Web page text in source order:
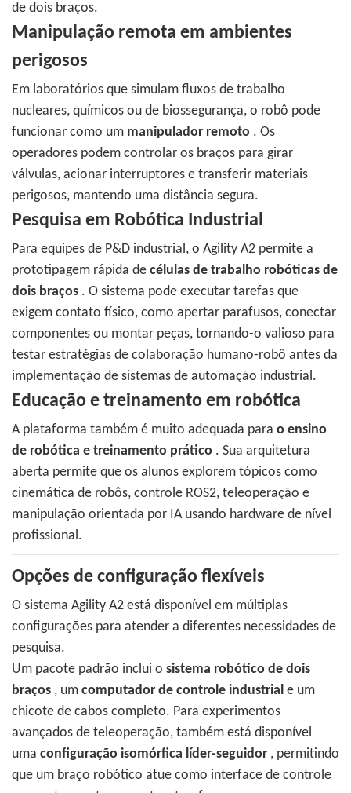
de dois braços.
Manipulação remota em ambientes
perigosos
Em laboratórios que simulam fluxos de trabalho
nucleares, químicos ou de biossegurança, o robô pode
funcionar como um manipulador remoto . Os
operadores podem controlar os braços para girar
válvulas, acionar interruptores e transferir materiais
perigosos, mantendo uma distância segura.
Pesquisa em Robótica Industrial
Para equipes de P&D industrial, o Agility A2 permite a
prototipagem rápida de células de trabalho robóticas de
dois braços . O sistema pode executar tarefas que
exigem contato físico, como apertar parafusos, conectar
componentes ou montar peças, tornando-o valioso para
testar estratégias de colaboração humano-robô antes da
implementação de sistemas de automação industrial.
Educação e treinamento em robótica
A plataforma também é muito adequada para o ensino
de robótica e treinamento prático . Sua arquitetura
aberta permite que os alunos explorem tópicos como
cinemática de robôs, controle ROS2, teleoperação e
manipulação orientada por IA usando hardware de nível
profissional.
Opções de configuração flexíveis
O sistema Agility A2 está disponível em múltiplas
configurações para atender a diferentes necessidades de
pesquisa.
Um pacote padrão inclui o sistema robótico de dois
braços , um computador de controle industrial e um
chicote de cabos completo. Para experimentos
avançados de teleoperação, também está disponível
uma configuração isomórfica líder-seguidor , permitindo
que um braço robótico atue como interface de controle